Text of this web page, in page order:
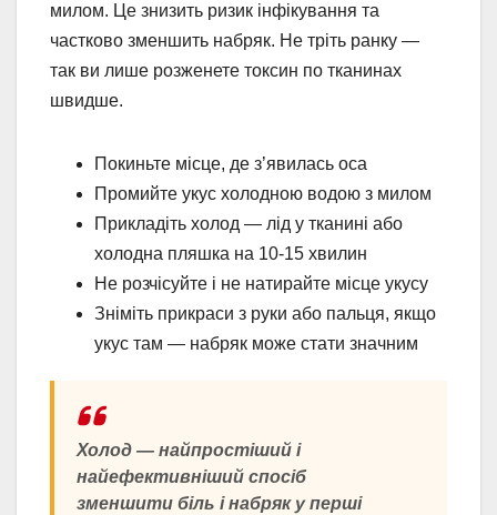
милом. Це знизить ризик інфікування та
частково зменшить набряк. Не тріть ранку —
так ви лише розженете токсин по тканинах
швидше.
Покиньте місце, де з’явилась оса
Промийте укус холодною водою з милом
Прикладіть холод — лід у тканині або
холодна пляшка на 10-15 хвилин
Не розчісуйте і не натирайте місце укусу
Зніміть прикраси з руки або пальця, якщо
укус там — набряк може стати значним
Холод — найпростіший і
найефективніший спосіб
зменшити біль і набряк у перші